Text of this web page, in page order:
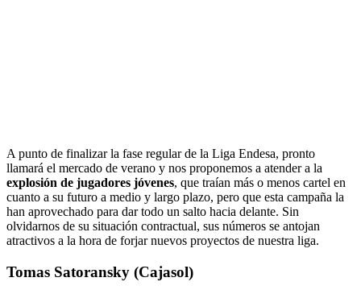
A punto de finalizar la fase regular de la Liga Endesa, pronto
llamará el mercado de verano y nos proponemos a atender a la
explosión de jugadores jóvenes, que traían más o menos cartel en
cuanto a su futuro a medio y largo plazo, pero que esta campaña la
han aprovechado para dar todo un salto hacia delante. Sin
olvidarnos de su situación contractual, sus números se antojan
atractivos a la hora de forjar nuevos proyectos de nuestra liga.
Tomas Satoransky (Cajasol)